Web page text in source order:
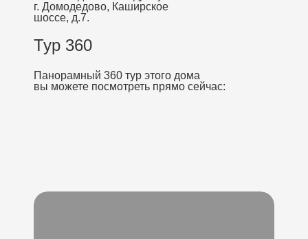
г. Домодедово, Каширское
шоссе, д.7.
Тур 360
Панорамный 360 тур этого дома
вы можете посмотреть прямо сейчас: